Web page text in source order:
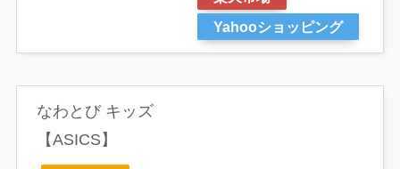
Yahooショッピング
なわとび キッズ
【ASICS】